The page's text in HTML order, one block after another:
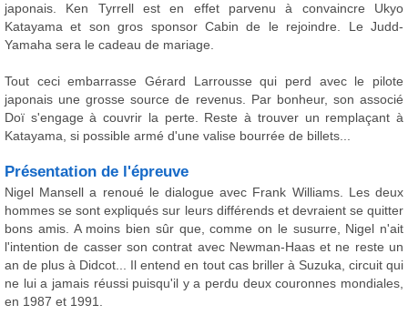
japonais. Ken Tyrrell est en effet parvenu à convaincre Ukyo
Katayama et son gros sponsor Cabin de le rejoindre. Le Judd-
Yamaha sera le cadeau de mariage.
Tout ceci embarrasse Gérard Larrousse qui perd avec le pilote
japonais une grosse source de revenus. Par bonheur, son associé
Doï s'engage à couvrir la perte. Reste à trouver un remplaçant à
Katayama, si possible armé d'une valise bourrée de billets...
Présentation de l'épreuve
Nigel Mansell a renoué le dialogue avec Frank Williams. Les deux
hommes se sont expliqués sur leurs différends et devraient se quitter
bons amis. A moins bien sûr que, comme on le susurre, Nigel n'ait
l'intention de casser son contrat avec Newman-Haas et ne reste un
an de plus à Didcot... Il entend en tout cas briller à Suzuka, circuit qui
ne lui a jamais réussi puisqu'il y a perdu deux couronnes mondiales,
en 1987 et 1991.